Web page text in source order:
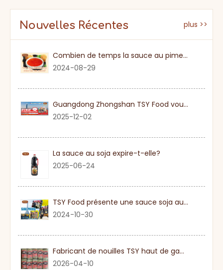
Nouvelles Récentes plus >>
Combien de temps la sauce au piment sucré
2024-08-29
Guangdong Zhongshan TSY Food vous invite sincèrement à visiter l'exposition Gulfood de Dubaï 2026
2025-12-02
La sauce au soja expire-t-elle?
2025-06-24
TSY Food présente une sauce soja authentique au SIAL PARIS 2024
2024-10-30
Fabricant de nouilles TSY haut de gamme dans le Guangdong
2026-04-10